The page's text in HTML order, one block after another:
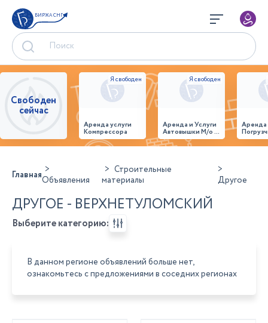
БИРЖА СНГ
Свободен
сейчас
Аренда услуги
Компрессора
Аренда и Услуги
Автовышки М/о г.
Домодедово
26,28,32 место
ГлавнаяОбъявления
Строительные
материалы
Другое
ДРУГОЕ - ВЕРХНЕТУЛОМСКИЙ
Выберите категорию:
В данном регионе объявлений больше нет,
ознакомьтесь с предложениями в соседних регионах